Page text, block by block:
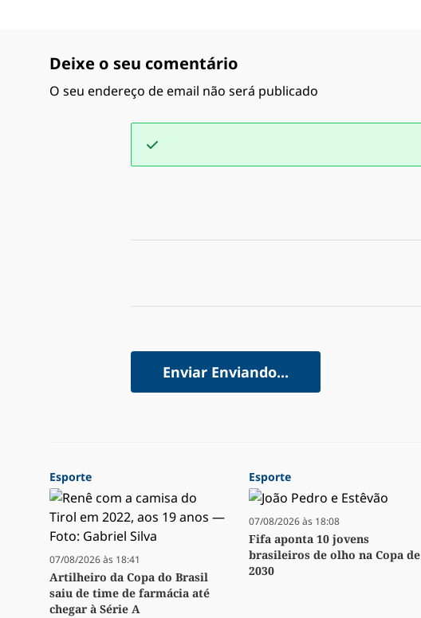
Deixe o seu comentário
O seu endereço de email não será publicado
Enviar Enviando...
Esporte
07/08/2026 às 18:41
Artilheiro da Copa do Brasil
saiu de time de farmácia até
chegar à Série A
Esporte
07/08/2026 às 18:08
Fifa aponta 10 jovens
brasileiros de olho na Copa de
2030